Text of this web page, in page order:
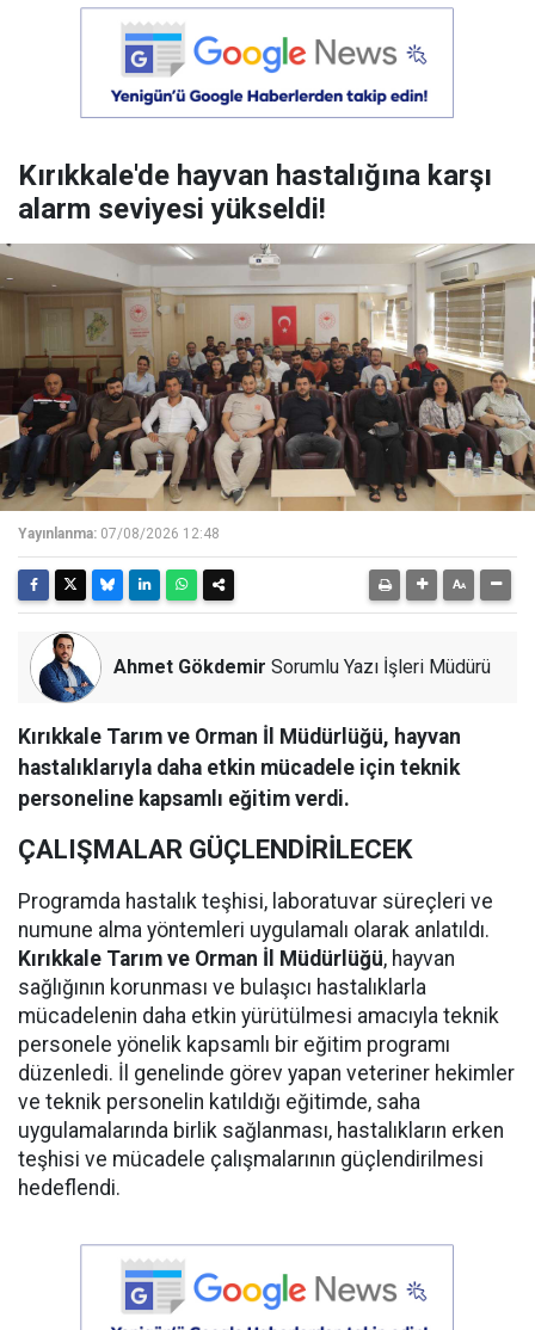
Kırıkkale'de hayvan hastalığına karşı
alarm seviyesi yükseldi!
Yayınlanma: 07/08/2026 12:48
Ahmet Gökdemir Sorumlu Yazı İşleri Müdürü
Kırıkkale Tarım ve Orman İl Müdürlüğü, hayvan
hastalıklarıyla daha etkin mücadele için teknik
personeline kapsamlı eğitim verdi.
ÇALIŞMALAR GÜÇLENDİRİLECEK
Programda hastalık teşhisi, laboratuvar süreçleri ve
numune alma yöntemleri uygulamalı olarak anlatıldı.
Kırıkkale Tarım ve Orman İl Müdürlüğü, hayvan
sağlığının korunması ve bulaşıcı hastalıklarla
mücadelenin daha etkin yürütülmesi amacıyla teknik
personele yönelik kapsamlı bir eğitim programı
düzenledi. İl genelinde görev yapan veteriner hekimler
ve teknik personelin katıldığı eğitimde, saha
uygulamalarında birlik sağlanması, hastalıkların erken
teşhisi ve mücadele çalışmalarının güçlendirilmesi
hedeflendi.